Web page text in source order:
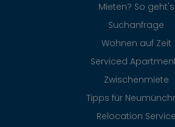
Mieten? So geht's
Suchanfrage
Wohnen auf Zeit
Serviced
Zwischenmiete
Tipps für
Relocation Service